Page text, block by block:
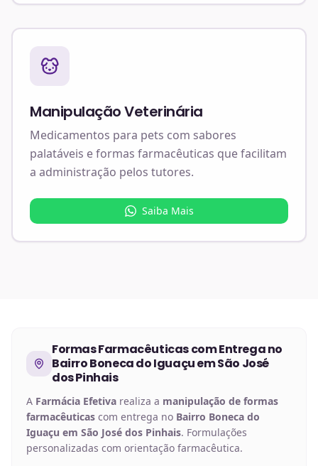
Manipulação Veterinária
Medicamentos para pets com sabores
palatáveis e formas farmacêuticas que facilitam
a administração pelos tutores.
Saiba Mais
Formas Farmacêuticascom Entrega no
Bairro Boneca do Iguaçu em São José
dos Pinhais
A Farmácia Efetiva realiza a manipulação de formas
farmacêuticas com entrega no Bairro Boneca do
Iguaçu em São José dos Pinhais. Formulações
personalizadas com orientação farmacêutica.